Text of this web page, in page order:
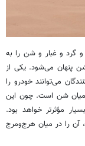
گرد و غبار و شن را به
پنهان می‌شود. یکی از
می‌توانند خودرو را
میان شن است. چون این
مؤثرتر خواهد بود.
آن را در میان هرج‌ومرج